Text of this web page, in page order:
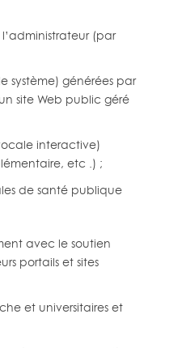
(par
système) générées par
site Web public géré
interactive)
etc .) ;
de santé publique
avec le soutien
portails et sites
et universitaires et